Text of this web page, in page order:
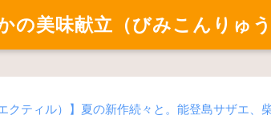
美味献立（びみこんりゅう
クティル）】夏の新作続々と。能登島サザエ、